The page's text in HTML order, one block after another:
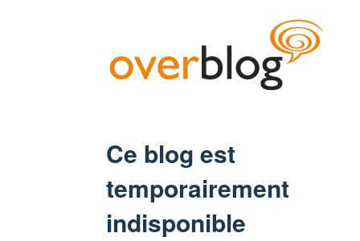
Ce blog est
temporairement
indisponible